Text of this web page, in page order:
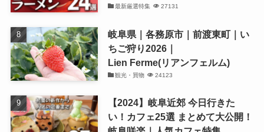
最新厳選特集 27131
岐阜県｜各務原市｜前渡東町｜い
ちご狩り2026｜
Lien Ferme(リアンフェルム)
観光・買物 24123
【2024】岐阜近郊 今日行きた
い！カフェ25選 まとめて大公開！